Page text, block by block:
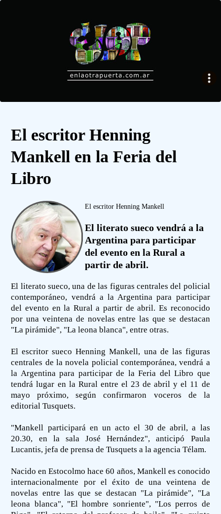
El escritor Henning
Mankell en la Feria del
Libro
El escritor Henning Mankell
El literato sueco vendrá a la
Argentina para participar
del evento en la Rural a
partir de abril.
El literato sueco, una de las figuras centrales del policial
contemporáneo, vendrá a la Argentina para participar
del evento en la Rural a partir de abril. Es reconocido
por una veintena de novelas entre las que se destacan
"La pirámide", "La leona blanca", entre otras.
El escritor sueco Henning Mankell, una de las figuras
centrales de la novela policial contemporánea, vendrá a
la Argentina para participar de la Feria del Libro que
tendrá lugar en la Rural entre el 23 de abril y el 11 de
mayo próximo, según confirmaron voceros de la
editorial Tusquets.
"Mankell participará en un acto el 30 de abril, a las
20.30, en la sala José Hernández", anticipó Paula
Lucantis, jefa de prensa de Tusquets a la agencia Télam.
Nacido en Estocolmo hace 60 años, Mankell es conocido
internacionalmente por el éxito de una veintena de
novelas entre las que se destacan "La pirámide", "La
leona blanca", "El hombre sonriente", "Los perros de